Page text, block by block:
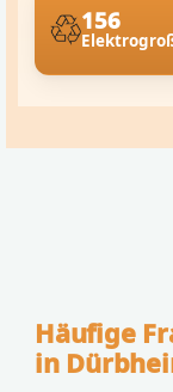
156
Häufige
in